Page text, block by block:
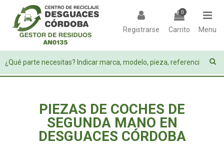
Registrarse
0
Carrito Menu
PIEZAS DE COCHES DE
SEGUNDA MANO EN
DESGUACES CÓRDOBA